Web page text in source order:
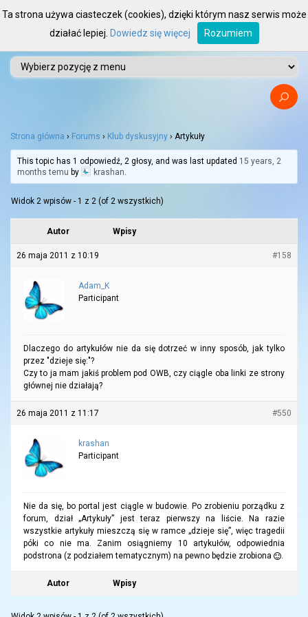
Strona główna › Forums › Klub dyskusyjny › Artykuły
This topic has 1 odpowiedź, 2 głosy, and was last updated 15 years, 2
months temu by krashan.
Widok 2 wpisów - 1 z 2 (of 2 wszystkich)
Autor Wpisy
26 maja 2011 z 10:19 #158
Adam_K
Participant
Dlaczego do artykułów nie da się dotrzeć w inny sposób, jak tylko
przez "dzieje się:"?
Czy to ja mam jakiś problem pod OWB, czy ciągle oba linki ze strony
głównej nie działają?
26 maja 2011 z 11:17 #550
krashan
Participant
Nie da się, bo portal jest ciągle w budowie. Po zrobieniu porządku z
forum, dział „Artykuły” jest teraz pierwszy na liście. Na razie
wszystkie artykuły mieszczą się w ramce „dzieje się”, więc tragedii
póki co nie ma. Zanim osiągniemy 10 artykułów, odpowiednia
podstrona (z podziałem tematycznym) na pewno będzie zrobiona
.
Autor Wpisy
Ta strona używa ciasteczek (cookies), dzięki którym nasz serwis może
działać lepiej. Dowiedz się więcej Rozumiem